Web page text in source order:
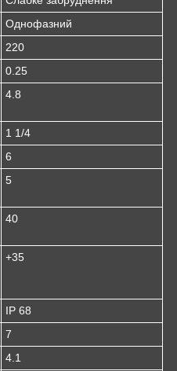
Однофазний
220
0.25
4.8
1 1/4
6
5
40
+35
IP 68
7
4.1